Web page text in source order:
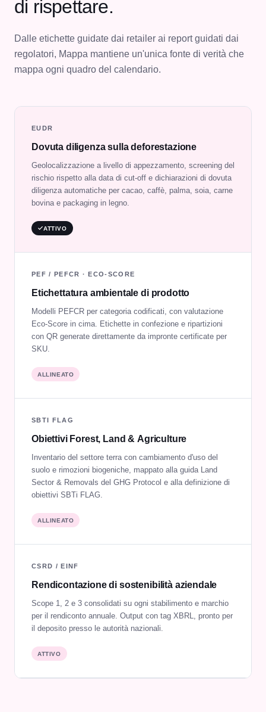
di rispettare.
Dalle etichette guidate dai retailer ai report guidati dai
regolatori, Mappa mantiene un'unica fonte di verità che
mappa ogni quadro del calendario.
EUDR
Dovuta diligenza sulla deforestazione
Geolocalizzazione a livello di appezzamento, screening del
rischio rispetto alla data di cut-off e dichiarazioni di dovuta
diligenza automatiche per cacao, caffè, palma, soia, carne
bovina e packaging in legno.
ATTIVO
PEF / PEFCR · ECO-SCORE
Etichettatura ambientale di prodotto
Modelli PEFCR per categoria codificati, con valutazione
Eco-Score in cima. Etichette in confezione e ripartizioni
con QR generate direttamente da impronte certificate per
SKU.
ALLINEATO
SBTI FLAG
Obiettivi Forest, Land & Agriculture
Inventario del settore terra con cambiamento d'uso del
suolo e rimozioni biogeniche, mappato alla guida Land
Sector & Removals del GHG Protocol e alla definizione di
obiettivi SBTi FLAG.
ALLINEATO
CSRD / EINF
Rendicontazione di sostenibilità aziendale
Scope 1, 2 e 3 consolidati su ogni stabilimento e marchio
per il rendiconto annuale. Output con tag XBRL, pronto per
il deposito presso le autorità nazionali.
ATTIVO